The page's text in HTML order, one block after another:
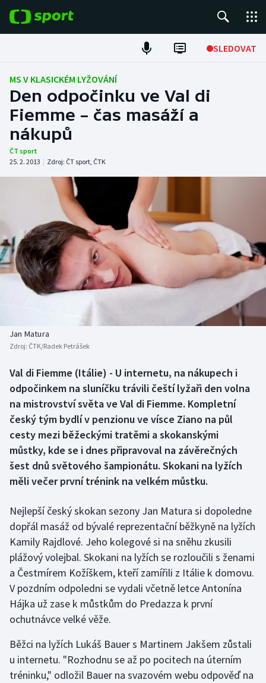
SLEDOVAT
Fotbal
Hokej
Tenis
Atletika
Cyklistika
DALŠÍ SPORTY
Americký fotbal
Baseball a softbal
Biatlon
Box
Curling
Dostihy
Florbal
Futsal
Golf
Gymnastika
Házená
Jezdectví
Judo
Krasobruslení
NEPŘEHLÉDNĚTE
Soutěže
Historické návraty
Aplikace ČT sport
MS V KLASICKÉM LYŽOVÁNÍ
Den odpočinku ve Val di
Fiemme – čas masáží a
nákupů
ČT sport
25. 2. 2013 | Zdroj: ČT sport, ČTK
Jan Matura
Zdroj: ČTK/Radek Petrášek
Val di Fiemme (Itálie) - U internetu, na nákupech i
odpočinkem na sluníčku trávili čeští lyžaři den volna
na mistrovství světa ve Val di Fiemme. Kompletní
český tým bydlí v penzionu ve vísce Ziano na půl
cesty mezi běžeckými tratěmi a skokanskými
můstky, kde se i dnes připravoval na závěrečných
šest dnů světového šampionátu. Skokani na lyžích
měli večer první trénink na velkém můstku.
Nejlepší český skokan sezony Jan Matura si dopoledne
dopřál masáž od bývalé reprezentační běžkyně na lyžích
Kamily Rajdlové. Jeho kolegové si na sněhu zkusili
plážový volejbal. Skokani na lyžích se rozloučili s ženami
a Čestmírem Kožíškem, kteří zamířili z Itálie k domovu.
V pozdním odpoledni se vydali včetně letce Antonína
Hájka už zase k můstkům do Predazza k první
ochutnávce velké věže.
Běžci na lyžích Lukáš Bauer s Martinem Jakšem zůstali
u internetu. "Rozhodnu se až po pocitech na úterním
tréninku," odložil Bauer na svazovém webu odpověď na